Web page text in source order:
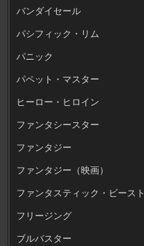
バンダイセール
パシフィック・リム
パニック
パペット・マスター
ヒーロー・ヒロイン
ファンタシースター
ファンタジー
ファンタジー（映画）
ファンタスティック・ビースト
フリージング
ブルバスター